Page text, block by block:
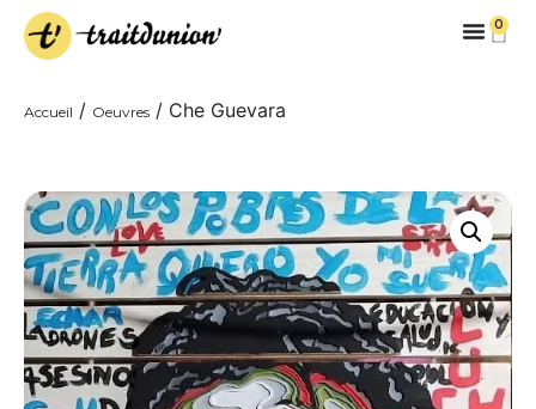
0
Accueil / Oeuvres / Che Guevara